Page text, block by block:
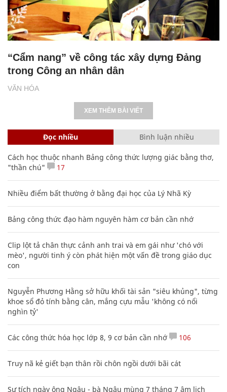
VĂN HÓA
“Cẩm nang” về công tác xây dựng Đảng
trong Công an nhân dân
XEM THÊM BÀI VIẾT
Đọc nhiều Bình luận nhiều
Cách học thuộc nhanh Bảng công thức lượng giác bằng thơ,
"thần chú"
17
Nhiều điểm bất thường ở bằng đại học của Lý Nhã Kỳ
Bảng công thức đạo hàm nguyên hàm cơ bản cần nhớ
Clip lột tả chân thực cảnh anh trai và em gái như 'chó với
mèo', người tinh ý còn phát hiện một vấn đề trong giáo dục
con
Nguyễn Phương Hằng sở hữu khối tài sản "siêu khủng", từng
khoe sổ đỏ tính bằng cân, mắng cựu mẫu 'không có nổi
nghìn tỷ'
Các công thức hóa học lớp 8, 9 cơ bản cần nhớ 106
Truy nã kẻ giết bạn thân rồi chôn ngồi dưới bãi cát
Sự tích ngày ông Ngâu - bà Ngâu mùng 7 tháng 7 âm lịch